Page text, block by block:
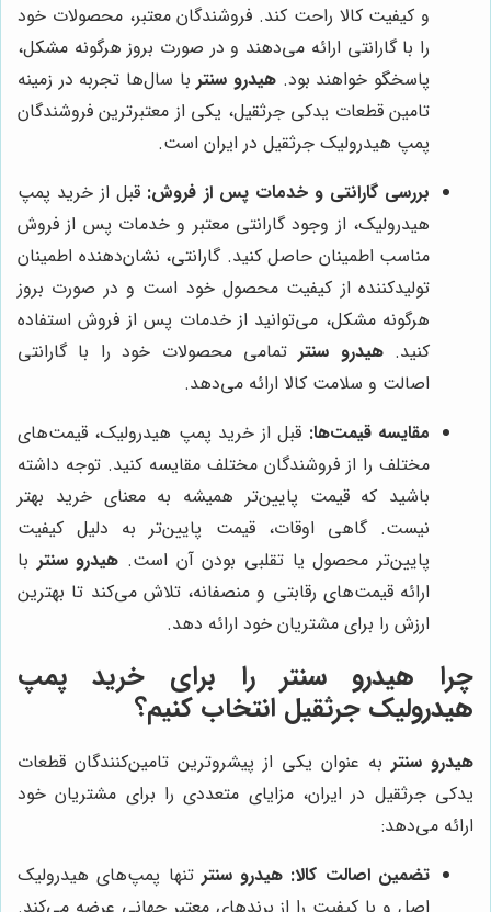
و کیفیت کالا راحت کند. فروشندگان معتبر، محصولات خود
را با گارانتی ارائه می‌دهند و در صورت بروز هرگونه مشکل،
پاسخگو خواهند بود. هیدرو سنتر با سال‌ها تجربه در زمینه
تامین قطعات یدکی جرثقیل، یکی از معتبرترین فروشندگان
پمپ هیدرولیک جرثقیل در ایران است.
بررسی گارانتی و خدمات پس از فروش: قبل از خرید پمپ
هیدرولیک، از وجود گارانتی معتبر و خدمات پس از فروش
مناسب اطمینان حاصل کنید. گارانتی، نشان‌دهنده اطمینان
تولیدکننده از کیفیت محصول خود است و در صورت بروز
هرگونه مشکل، می‌توانید از خدمات پس از فروش استفاده
کنید.هیدرو سنتر تمامی محصولات خود را با گارانتی
اصالت و سلامت کالا ارائه می‌دهد.
مقایسه قیمت‌ها: قبل از خرید پمپ هیدرولیک، قیمت‌های
مختلف را از فروشندگان مختلف مقایسه کنید. توجه داشته
باشید که قیمت پایین‌تر همیشه به معنای خرید بهتر
نیست. گاهی اوقات، قیمت پایین‌تر به دلیل کیفیت
پایین‌تر محصول یا تقلبی بودن آن است. هیدرو سنتر با
ارائه قیمت‌های رقابتی و منصفانه، تلاش می‌کند تا بهترین
ارزش را برای مشتریان خود ارائه دهد.
چرا هیدرو سنتر را برای خرید پمپ
هیدرولیک جرثقیل انتخاب کنیم؟
هیدرو سنتر به عنوان یکی از پیشروترین تامین‌کنندگان قطعات
یدکی جرثقیل در ایران، مزایای متعددی را برای مشتریان خود
ارائه می‌دهد:
تضمین اصالت کالا: هیدرو سنتر تنها پمپ‌های هیدرولیک